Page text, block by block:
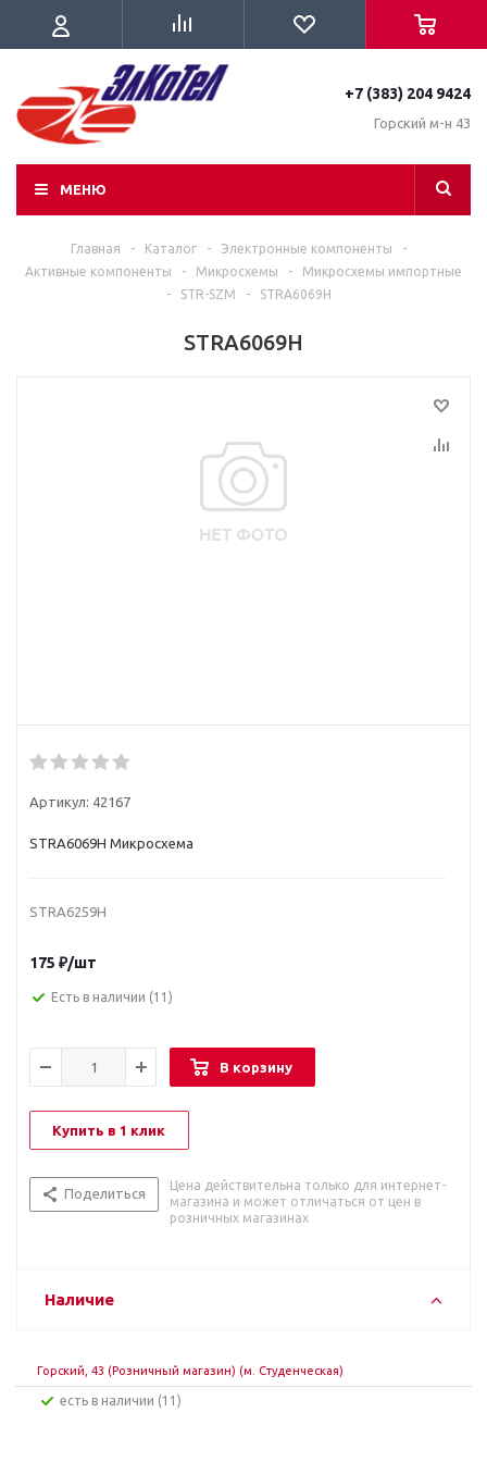
+7 (383) 204 9424
Горский м-н 43
МЕНЮ
Главная - Каталог - Электронные компоненты
-
Активные компоненты
- Микросхемы -
Микросхемы импортные
-
STR-SZM - STRA6069H
STRA6069H
Артикул: 42167
STRA6069H Микросхема
STRA6259H
175 ₽/шт
Есть в наличии (11)
В корзину
Купить в 1 клик
Поделиться
Цена действительна только для интернет-
магазина и может отличаться от цен в
розничных магазинах
Наличие
Горский, 43 (Розничный магазин) (м. Студенческая)
Есть в наличии (11)